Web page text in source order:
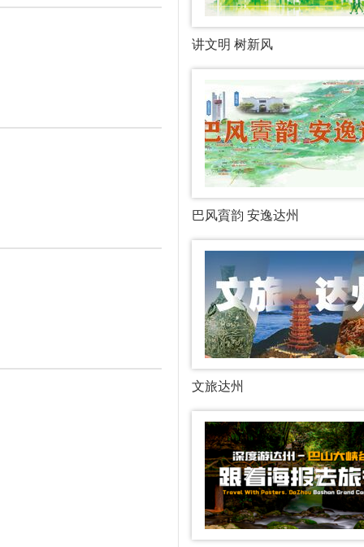
讲文明 树新风
​巴风賨韵 安逸达州
文旅达州